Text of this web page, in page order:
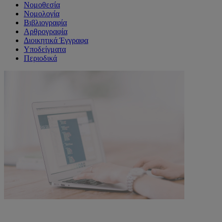
Νομοθεσία
Νομολογία
Βιβλιογραφία
Αρθρογραφία
Διοικητικά Έγγραφα
Υποδείγματα
Περιοδικά